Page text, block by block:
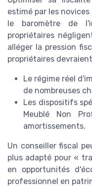
estimé par les novices
le baromètre de
propriétaires
alléger la pression
propriétaires
Le régime réel
de nombreuses
Les dispositifs
Meublé Non
amortissements.
Un conseiller fiscal
plus adapté pour «
en opportunités
professionnel en